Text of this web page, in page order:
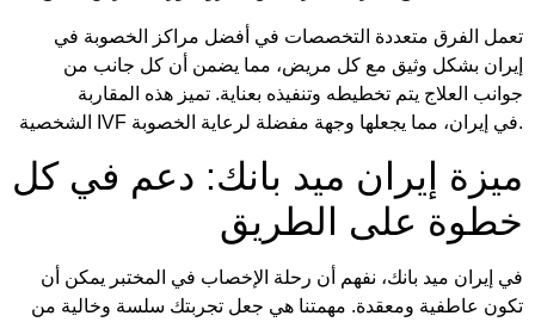
تعمل الفرق متعددة التخصصات في أفضل مراكز الخصوبة في
إيران بشكل وثيق مع كل مريض، مما يضمن أن كل جانب من
جوانب العلاج يتم تخطيطه وتنفيذه بعناية. تميز هذه المقاربة
الشخصية IVF في إيران، مما يجعلها وجهة مفضلة لرعاية الخصوبة.
ميزة إيران ميد بانك: دعم في كل
خطوة على الطريق
في إيران ميد بانك، نفهم أن رحلة الإخصاب في المختبر يمكن أن
تكون عاطفية ومعقدة. مهمتنا هي جعل تجربتك سلسة وخالية من